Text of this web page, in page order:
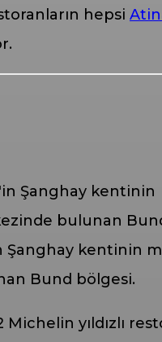
hepsi
Şanghay kentinin
Bund bölgesi.
Michelin yıldızlı